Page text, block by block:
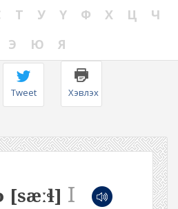
Т У Ү Ф Х Ц
Ч
Э Ю Я
Tweet Хэвлэх
[sæːɬ] I